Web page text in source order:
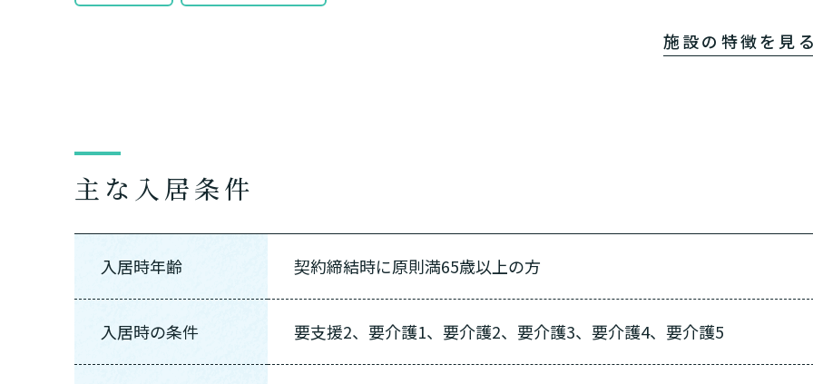
施設の特徴を見
主な入居条件
入居時年齢 契約締結時に原則満65歳以上の方
入居時の条件 要支援2、要介護1、要介護2、要介護3、要介護4、要介護5